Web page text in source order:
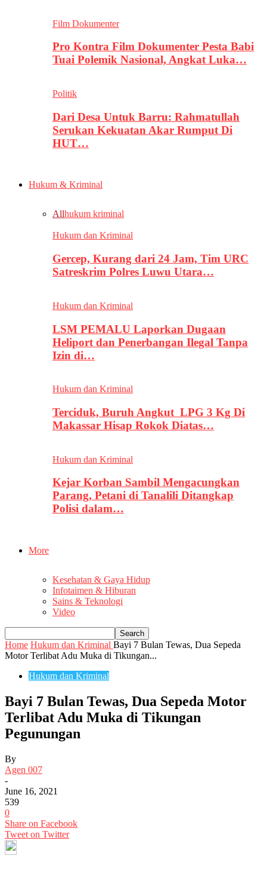
Film Dokumenter
Pro Kontra Film Dokumenter Pesta Babi
Tuai Polemik Nasional, Angkat Luka…
Politik
Dari Desa Untuk Barru: Rahmatullah
Serukan Kekuatan Akar Rumput Di
HUT…
Hukum & Kriminal
Allhukum kriminal
Hukum dan Kriminal
Gercep, Kurang dari 24 Jam, Tim URC
Satreskrim Polres Luwu Utara…
Hukum dan Kriminal
LSM PEMALU Laporkan Dugaan
Heliport dan Penerbangan Ilegal Tanpa
Izin di…
Hukum dan Kriminal
Terciduk, Buruh Angkut LPG 3 Kg Di
Makassar Hisap Rokok Diatas…
Hukum dan Kriminal
Kejar Korban Sambil Mengacungkan
Parang, Petani di Tanalili Ditangkap
Polisi dalam…
More
Kesehatan & Gaya Hidup
Infotaimen & Hiburan
Sains & Teknologi
Video
Home Hukum dan Kriminal Bayi 7 Bulan Tewas, Dua Sepeda
Motor Terlibat Adu Muka di Tikungan...
Hukum dan Kriminal
Bayi 7 Bulan Tewas, Dua Sepeda Motor
Terlibat Adu Muka di Tikungan
Pegunungan
By
Agen 007
-
June 16, 2021
539
0
Share on Facebook
Tweet on Twitter